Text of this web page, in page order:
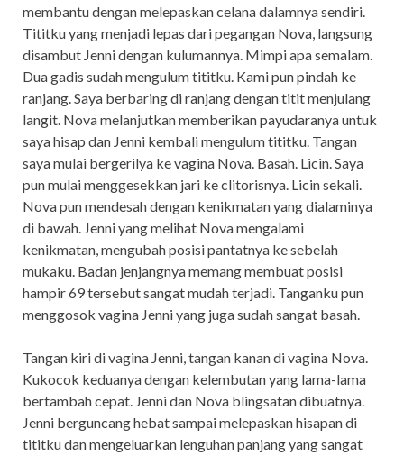
membantu dengan melepaskan celana dalamnya sendiri.
Tititku yang menjadi lepas dari pegangan Nova, langsung
disambut Jenni dengan kulumannya. Mimpi apa semalam.
Dua gadis sudah mengulum tititku. Kami pun pindah ke
ranjang. Saya berbaring di ranjang dengan titit menjulang
langit. Nova melanjutkan memberikan payudaranya untuk
saya hisap dan Jenni kembali mengulum tititku. Tangan
saya mulai bergerilya ke vagina Nova. Basah. Licin. Saya
pun mulai menggesekkan jari ke clitorisnya. Licin sekali.
Nova pun mendesah dengan kenikmatan yang dialaminya
di bawah. Jenni yang melihat Nova mengalami
kenikmatan, mengubah posisi pantatnya ke sebelah
mukaku. Badan jenjangnya memang membuat posisi
hampir 69 tersebut sangat mudah terjadi. Tanganku pun
menggosok vagina Jenni yang juga sudah sangat basah.
Tangan kiri di vagina Jenni, tangan kanan di vagina Nova.
Kukocok keduanya dengan kelembutan yang lama-lama
bertambah cepat. Jenni dan Nova blingsatan dibuatnya.
Jenni berguncang hebat sampai melepaskan hisapan di
tititku dan mengeluarkan lenguhan panjang yang sangat